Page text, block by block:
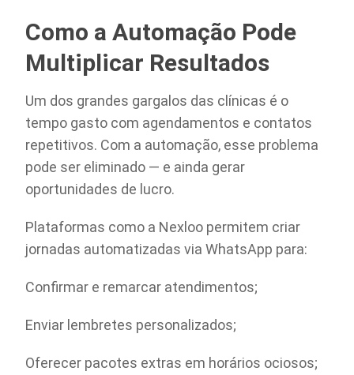
Como a Automação Pode
Multiplicar Resultados
Um dos grandes gargalos das clínicas é o
tempo gasto com agendamentos e contatos
repetitivos. Com a automação, esse problema
pode ser eliminado — e ainda gerar
oportunidades de lucro.
Plataformas como a Nexloo permitem criar
jornadas automatizadas via WhatsApp para:
Confirmar e remarcar atendimentos;
Enviar lembretes personalizados;
Oferecer pacotes extras em horários ociosos;